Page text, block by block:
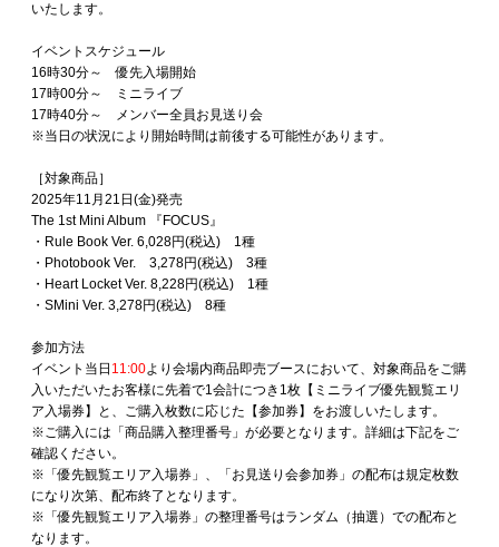
いたします。
イベントスケジュール
16時30分～ 優先入場開始
17時00分～ ミニライブ
17時40分～ メンバー全員お見送り会
※当日の状況により開始時間は前後する可能性があります。
［対象商品］
2025年11月21日(金)発売
The 1st Mini Album 『FOCUS』
・Rule Book Ver. 6,028円(税込) 1種
・Photobook Ver. 3,278円(税込) 3種
・Heart Locket Ver. 8,228円(税込) 1種
・SMini Ver. 3,278円(税込) 8種
参加方法
イベント当日 11:00より会場内商品即売ブースにおいて、対象商品をご購
入いただいたお客様に先着で1会計につき1枚【ミニライブ優先観覧エリ
ア入場券】と、ご購入枚数に応じた【参加券】をお渡しいたします。
※ご購入には「商品購入整理番号」が必要となります。詳細は下記をご
確認ください。
※「優先観覧エリア入場券」、「お見送り会参加券」の配布は規定枚数
になり次第、配布終了となります。
※「優先観覧エリア入場券」の整理番号はランダム（抽選）での配布と
なります。